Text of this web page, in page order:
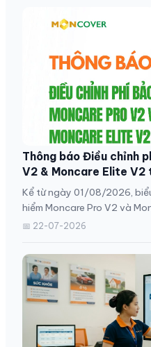
Thông báo Điều chỉnh
V2 & Moncare Elite
Kể từ ngày 01/08/2026,
hiểm Moncare Pro V2 và
📅 22-07-2026